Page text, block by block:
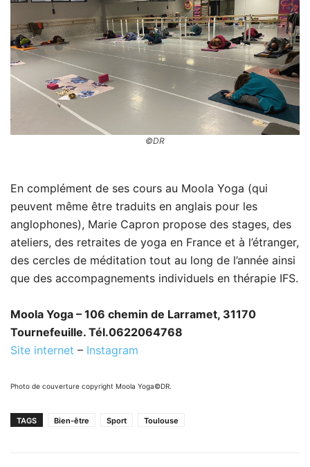
©DR
En complément de ses cours au Moola Yoga (qui
peuvent même être traduits en anglais pour les
anglophones), Marie Capron propose des stages, des
ateliers, des retraites de yoga en France et à l’étranger,
des cercles de méditation tout au long de l’année ainsi
que des accompagnements individuels en thérapie IFS.
Moola Yoga – 106 chemin de Larramet, 31170
Tournefeuille. Tél.0622064768
Site internet – Instagram
Photo de couverture copyright Moola Yoga©DR.
TAGS Bien-être Sport Toulouse